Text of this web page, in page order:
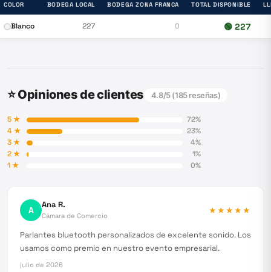
COLOR BODEGA LOCAL BODEGA ZONA FRANCA TOTAL DISPONIBLE
Blanco 227 0 🟢 227
⭐ Opiniones de clientes 4.8/5 (185reseñas)
5★ 72%
4★ 23%
3★ 4%
2★ 1%
1★ 0%
A Ana R.
Cámara de Comercio
★★★★★
Parlantes bluetooth personalizados de excelente sonido. Los
usamos como premio en nuestro evento empresarial.
julio de 2026